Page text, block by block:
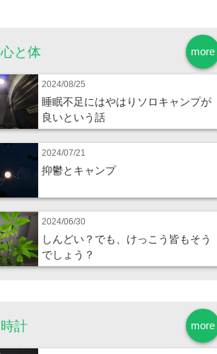
more
心と体
2024/08/25
睡眠不足にはやはりソロキャンプが
良いという話
2024/07/21
抑鬱とキャンプ
2024/06/30
しんどい？でも、けっこう皆もそう
でしょう？
more
時計